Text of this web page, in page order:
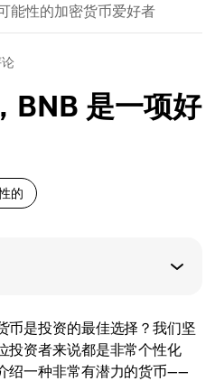
能性的加密货币爱好者
BNB 是一项好
的
币是投资的最佳选择？我们坚
投资者来说都是非常个性化
绍一种非常有潜力的货币——